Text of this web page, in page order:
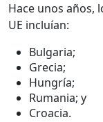
Hace unos años,
UE incluían:
Bulgaria;
Grecia;
Hungría;
Rumania; y
Croacia.